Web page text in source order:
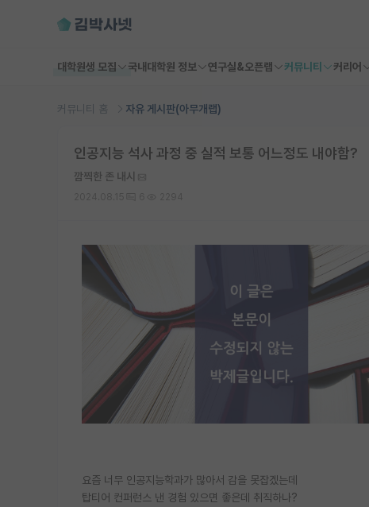
대학원생 모집 국내대학원 정보 연구실&오픈랩 커뮤니티 커리어
커뮤니티 홈 자유 게시판(아무개랩)
인공지능 석사 과정 중 실적 보통 어느정도 내야함?
깜찍한 존 내시
요즘 너무 인공지능학과가 많아서 감을 못잡겠는데
탑티어 컨퍼런스 낸 경험 있으면 좋은데 취직하나?